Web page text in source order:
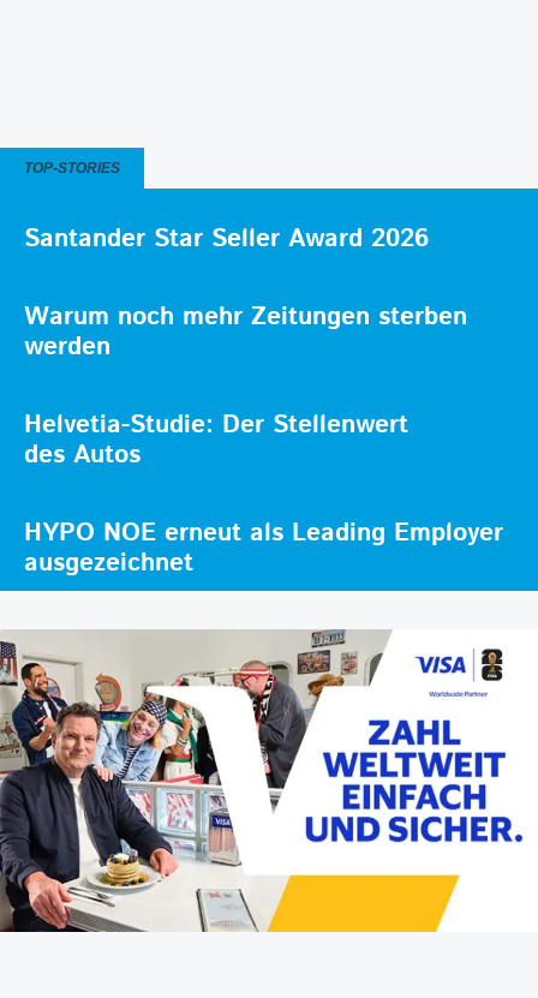
TOP-STORIES
Santander Star Seller Award 2026
Warum noch mehr Zeitungen sterben
werden
Helvetia-Studie: Der Stellenwert
des Autos
HYPO NOE erneut als Leading Employer
ausgezeichnet